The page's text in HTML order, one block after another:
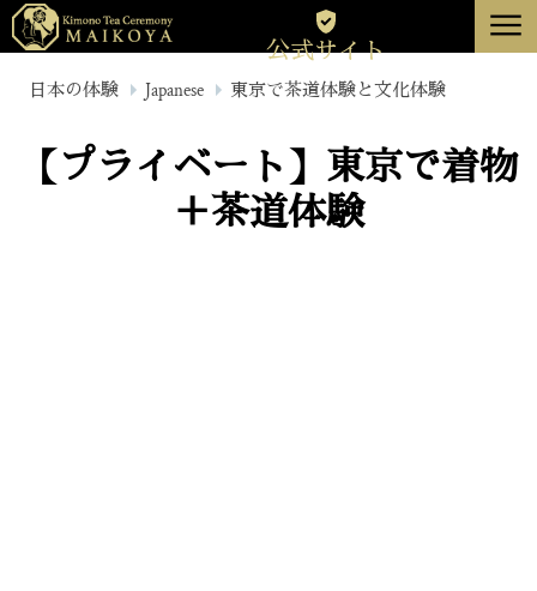
東京
について
キャンセル
公式サイト menu
日本の体験 Japanese 東京で茶道体験と文化体験
【プライベート】東京で着物
＋茶道体験